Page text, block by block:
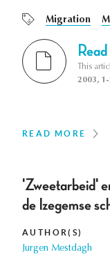
Migration
This
2003,
READ MORE
'Zweetarbeid'
de Izegemse
AUTHOR(S)
Jurgen Mestdagh